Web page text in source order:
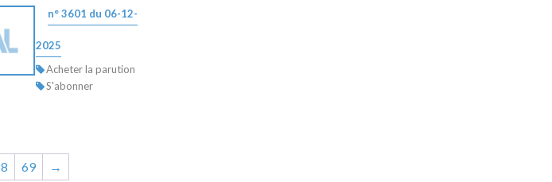
n° 3601 du 06-12-
2025
Acheter la parution
S'abonner
69 →